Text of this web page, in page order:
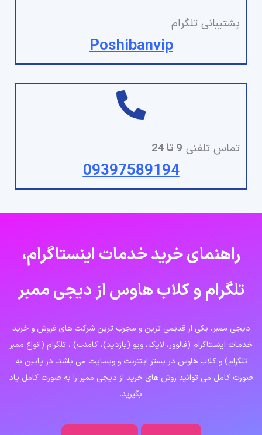
پشتیبانی تلگرام
Poshibanvip
تماس تلفنی 9 تا 24
09397589194
راهنمای خرید خدمات اینستاگرام،
تلگرام و کلاب هاوس از دیجی ممبر
دیجی ممبر، یکی از قدیمی ترین و مجرب ترین شرکت های فروش و خرید
خدمات اینستاگرام (فالوور، لایک، ویو (بازدید)، کامنت) ، تلگرام (انواع ممبر
تلگرام) و کلاب هاوس در بستر اینترنت و وبسایت می باشد. در پایین به
صورت کامل می توانید روش های خرید از دیجی ممبر را به صورت کامل یاد
بگیرید.